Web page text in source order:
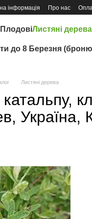
інформація Про нас
ПлодовіЛистяні дерева
до 8 Березня
Листяні дерева
Україна,